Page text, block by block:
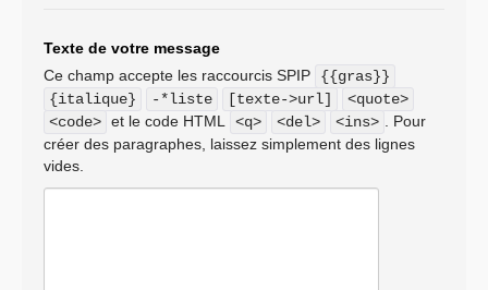
Texte de votre message
Ce champ accepte les raccourcis SPIP
{{gras}}
{italique}
-*liste [texte->url]
<quote>
<code> et le code HTML <q> <del> <ins>
. Pour
créer des paragraphes, laissez simplement des lignes
vides.